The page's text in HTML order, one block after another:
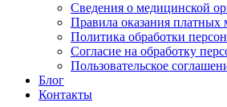
Сведения о медицинской
Правила оказания платных
Политика обработки
Согласие на обработку
Пользовательское
Блог
Контакты